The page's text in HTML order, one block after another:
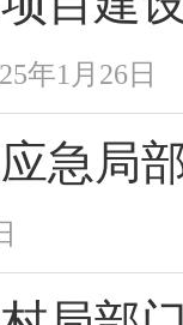
年1月26日
急局